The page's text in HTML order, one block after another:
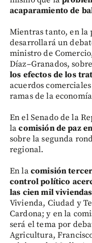
acaparamiento de
Mientras tanto, en la
desarrollará un
ministro de
Díaz–Granados,
los efectos de los
acuerdos
ramas de la
En el Senado de la
lacomisión de paz
sobre la segunda
regional.
En lacomisión
control político
las cien mil viviendas
Vivienda, Ciudad y
Cardona; y en la
será el tema por
Agricultura,